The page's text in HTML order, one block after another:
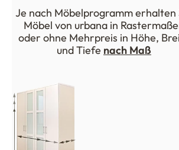
Je nach Möbelprogramm erhalten
Möbel von urbana in
oder ohne Mehrpreis in Höhe,
und Tiefe nach Maß